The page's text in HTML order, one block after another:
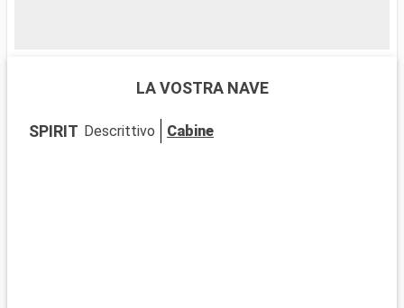
LA VOSTRA NAVE
SPIRIT Descrittivo Cabine